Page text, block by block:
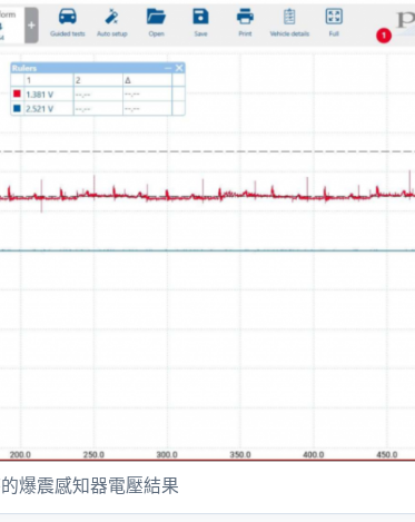
爆震感知器電壓結果